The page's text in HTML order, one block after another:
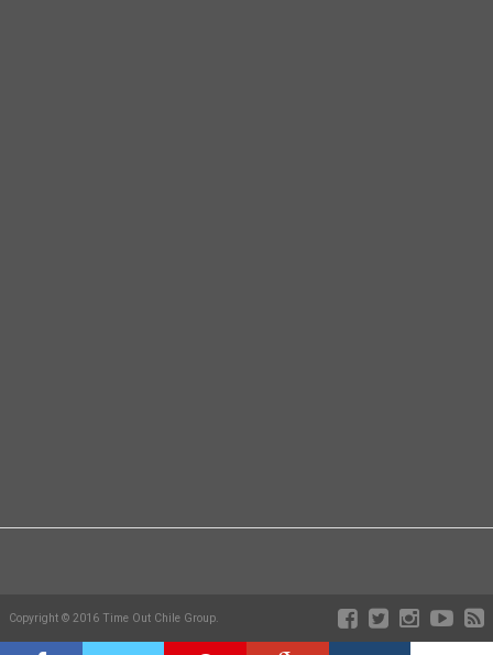
Copyright © 2016 Time Out Chile Group.